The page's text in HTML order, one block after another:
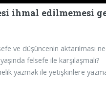
ihmal edilmemesi
ve düşüncenin aktarılması
felsefe ile karşılaşmalı?
yazmak ile yetişkinlere